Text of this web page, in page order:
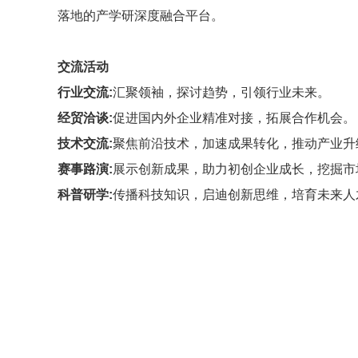
落地的产学研深度融合平台。
交流活动
行业交流:汇聚领袖，探讨趋势，引领行业未来。
经贸洽谈:促进国内外企业精准对接，拓展合作机会。
技术交流:聚焦前沿技术，加速成果转化，推动产业升
赛事路演:展示创新成果，助力初创企业成长，挖掘市
科普研学:传播科技知识，启迪创新思维，培育未来人